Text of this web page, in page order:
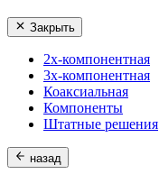
Закрыть
2х-компонентная
3х-компонентная
Коаксиальная
Компоненты
Штатные решения
назад